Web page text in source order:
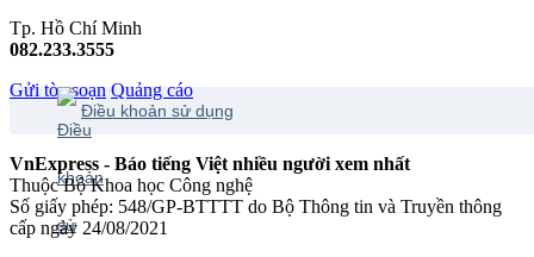
Tp. Hồ Chí Minh
082.233.3555
Gửi tòa soạn Quảng cáo
Điều khoản sử dụng
VnExpress - Báo tiếng Việt nhiều người xem nhất
Thuộc Bộ Khoa học Công nghệ
Số giấy phép: 548/GP-BTTTT do Bộ Thông tin và Truyền thông
cấp ngày 24/08/2021